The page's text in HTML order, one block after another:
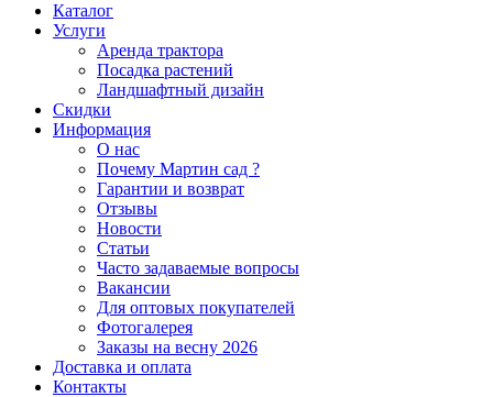
Каталог
Услуги
Аренда трактора
Посадка растений
Ландшафтный дизайн
Скидки
Информация
О нас
Почему Мартин сад ?
Гарантии и возврат
Отзывы
Новости
Статьи
Часто задаваемые вопросы
Вакансии
Для оптовых покупателей
Фотогалерея
Заказы на весну 2026
Доставка и оплата
Контакты